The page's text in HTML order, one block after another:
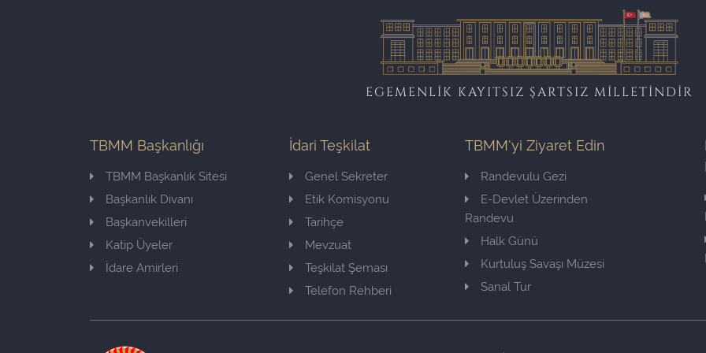
EGEMENLİK KAYITSIZ ŞARTSIZ MİLLETİNDİR
TBMM Başkanlığı
TBMM Başkanlık Sitesi
Başkanlık Divanı
Başkanvekilleri
Katip Üyeler
İdare Amirleri
İdari Teşkilat
Genel Sekreter
Etik Komisyonu
Tarihçe
Mevzuat
Teşkilat Şeması
Telefon Rehberi
TBMM'yi Ziyaret Edin
Randevulu Gezi
E-Devlet Üzerinden
Randevu
Halk Günü
Kurtuluş Savaşı Müzesi
Sanal Tur